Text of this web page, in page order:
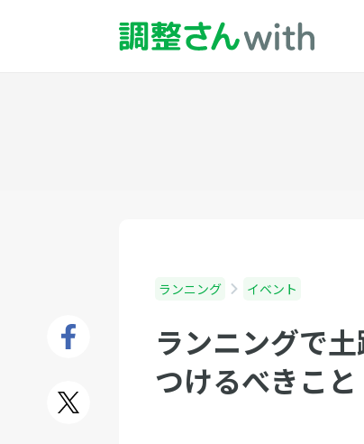
ランニング イベント
ランニングで
つけるべきこと